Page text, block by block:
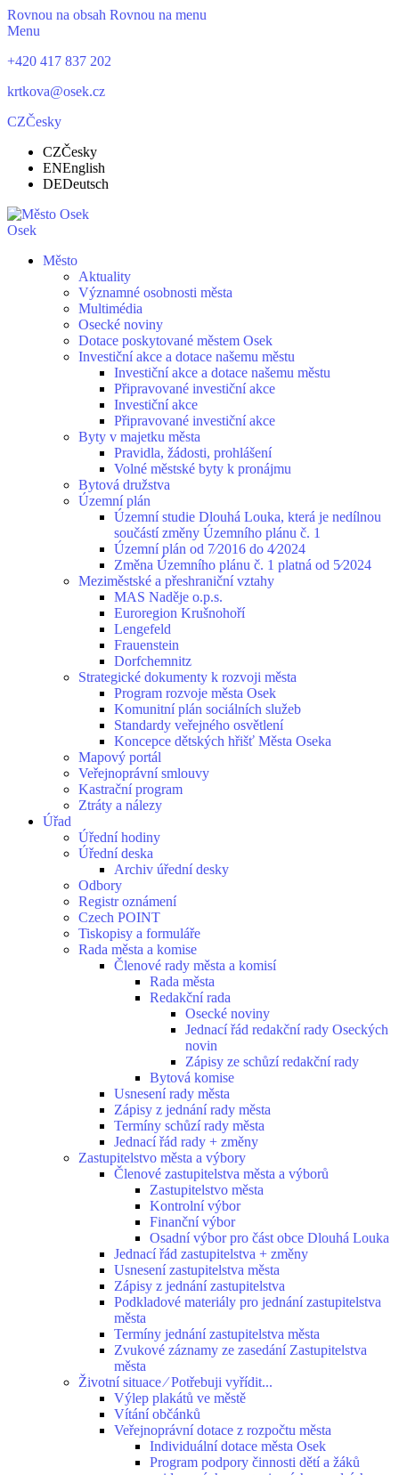
Rovnou na obsah Rovnou na menu
Menu
+420 417 837 202
krtkova@osek.cz
CZČesky
CZČesky
ENEnglish
DEDeutsch
Osek
Město
Aktuality
Významné osobnosti města
Multimédia
Osecké noviny
Dotace poskytované městem Osek
Investiční akce a dotace našemu městu
Investiční akce a dotace našemu městu
Připravované investiční akce
Investiční akce
Připravované investiční akce
Byty v majetku města
Pravidla, žádosti, prohlášení
Volné městské byty k pronájmu
Bytová družstva
Územní plán
Územní studie Dlouhá Louka, která je nedílnou
součástí změny Územního plánu č. 1
Územní plán od 7⁄2016 do 4⁄2024
Změna Územního plánu č. 1 platná od 5⁄2024
Meziměstské a přeshraniční vztahy
MAS Naděje o.p.s.
Euroregion Krušnohoří
Lengefeld
Frauenstein
Dorfchemnitz
Strategické dokumenty k rozvoji města
Program rozvoje města Osek
Komunitní plán sociálních služeb
Standardy veřejného osvětlení
Koncepce dětských hřišť Města Oseka
Mapový portál
Veřejnoprávní smlouvy
Kastrační program
Ztráty a nálezy
Úřad
Úřední hodiny
Úřední deska
Archiv úřední desky
Odbory
Registr oznámení
Czech POINT
Tiskopisy a formuláře
Rada města a komise
Členové rady města a komisí
Rada města
Redakční rada
Osecké noviny
Jednací řád redakční rady Oseckých
novin
Zápisy ze schůzí redakční rady
Bytová komise
Usnesení rady města
Zápisy z jednání rady města
Termíny schůzí rady města
Jednací řád rady + změny
Zastupitelstvo města a výbory
Členové zastupitelstva města a výborů
Zastupitelstvo města
Kontrolní výbor
Finanční výbor
Osadní výbor pro část obce Dlouhá Louka
Jednací řád zastupitelstva + změny
Usnesení zastupitelstva města
Zápisy z jednání zastupitelstva
Podkladové materiály pro jednání zastupitelstva
města
Termíny jednání zastupitelstva města
Zvukové záznamy ze zasedání Zastupitelstva
města
Životní situace ⁄ Potřebuji vyřídit...
Výlep plakátů ve městě
Vítání občánků
Veřejnoprávní dotace z rozpočtu města
Individuální dotace města Osek
Program podpory činnosti dětí a žáků